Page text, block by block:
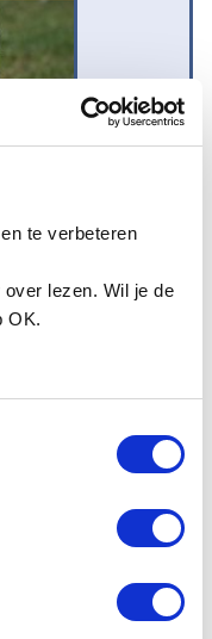
te verbeteren
lezen. Wil je de
OK.
513 dagen
kleine Jack-Russell
alweer een tijdje bij